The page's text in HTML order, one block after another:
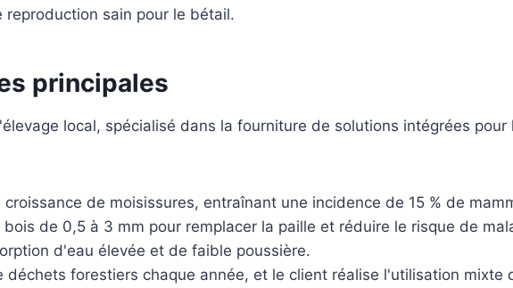
sain pour le bétail.
principales
local, spécialisé dans la fourniture de solutions intégrées pour
de moisissures, entraînant une incidence de 15 % de
de 0,5 à 3 mm pour remplacer la paille et réduire le risque de
d'eau élevée et de faible poussière.
forestiers chaque année, et le client réalise l'utilisation mixte